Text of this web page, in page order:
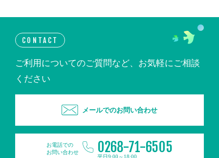
CONTACT
ご利用についてのご質問など、お気軽にご相談
ください
メールでのお問い合わせ
お電話での
お問い合わせ
0268-71-6505
平日9:00～18:00